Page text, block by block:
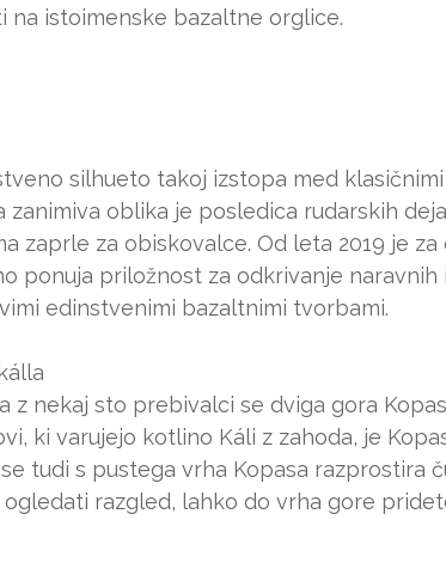
na istoimenske bazaltne orglice.
silhueto takoj izstopa med
zanimiva oblika je posledica rudarskih
zaprle za obiskovalce. Od leta 2019 je
ponuja priložnost za odkrivanje naravnih
edinstvenimi bazaltnimi tvorbami.
z nekaj sto prebivalci se dviga gora
ki varujejo kotlino Káli z zahoda, je
tudi s pustega vrha Kopasa razprostira
razgled, lahko do vrha gore